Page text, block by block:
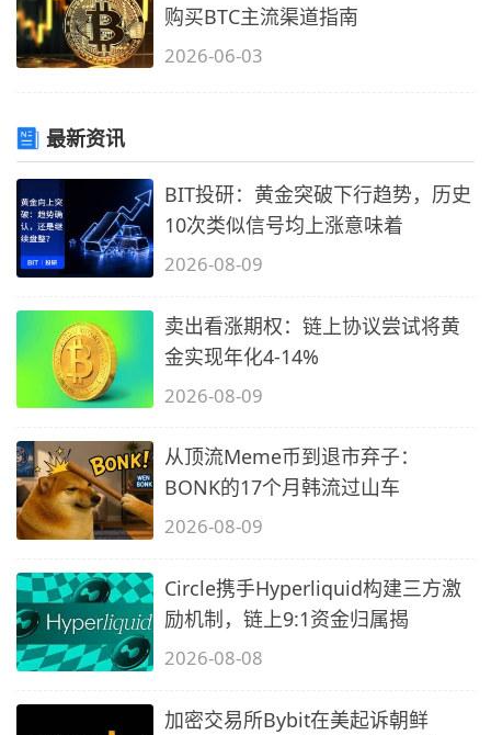
购买BTC主流渠道指南
2026-06-03
最新资讯
BIT投研：黄金突破下行趋势，历史
10次类似信号均上涨意味着
2026-08-09
卖出看涨期权：链上协议尝试将黄
金实现年化4-14%
2026-08-09
从顶流Meme币到退市弃子：
BONK的17个月韩流过山车
2026-08-09
Circle携手Hyperliquid构建三方激
励机制，链上9:1资金归属揭
2026-08-08
加密交易所Bybit在美起诉朝鲜